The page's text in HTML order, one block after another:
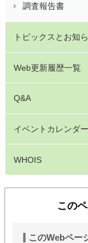
調査報告書
トピックスとお知
Web更新履歴一覧
Q&A
イベントカレンダー
WHOIS
この
このWebペー